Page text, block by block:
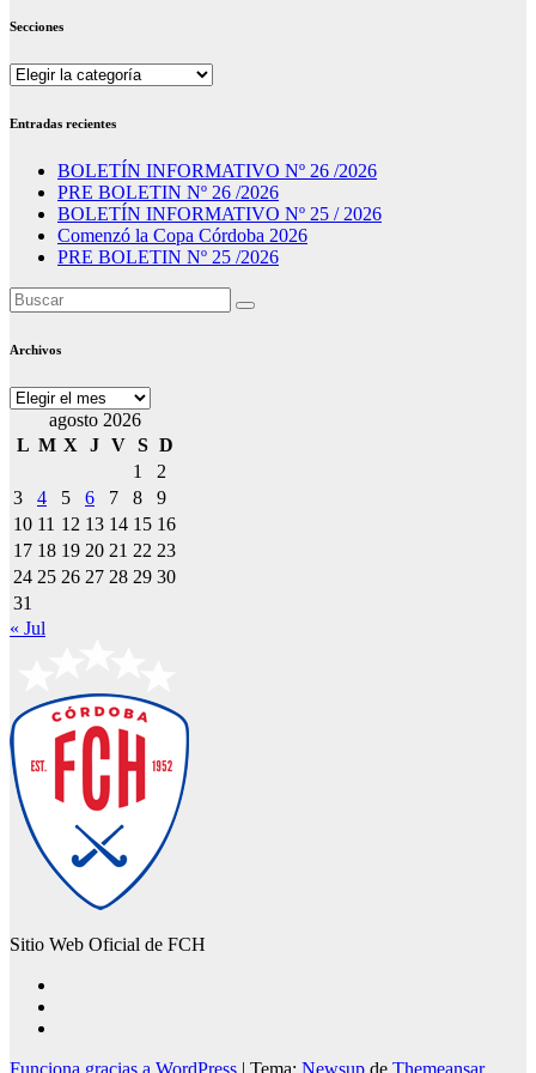
Secciones
Secciones
Entradas recientes
BOLETÍN INFORMATIVO Nº 26 /2026
PRE BOLETIN Nº 26 /2026
BOLETÍN INFORMATIVO Nº 25 / 2026
Comenzó la Copa Córdoba 2026
PRE BOLETIN Nº 25 /2026
Archivos
Archivos
agosto 2026
L M X J V S D
1
2
3
4 5 6 7 8
9
10 11 12 13 14 15 16
17 18 19 20 21 22 23
24 25 26 27 28 29 30
31
« Jul
Sitio Web Oficial de FCH